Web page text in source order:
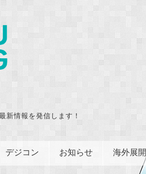
新情報を発信します！
デジコン お知らせ 海外展開